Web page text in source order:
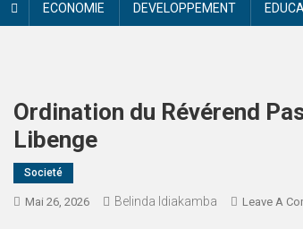
ECONOMIE DEVELOPPEMENT
Ordination du Révérend
Libenge
Societé
Mai 26, 2026 Belinda Idiakamba Leave A